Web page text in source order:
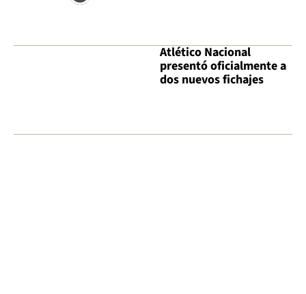
Atlético Nacional
presentó oficialmente a
dos nuevos fichajes